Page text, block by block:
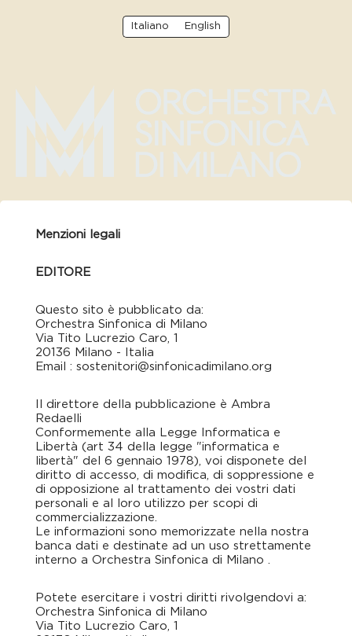
Italiano English
Menzioni legali
EDITORE
Questo sito è pubblicato da:
Orchestra Sinfonica di Milano
Via Tito Lucrezio Caro, 1
20136 Milano - Italia
Email : sostenitori@sinfonicadimilano.org
Il direttore della pubblicazione è ​Ambra
Redaelli
Conformemente alla Legge Informatica e
Libertà (art 34 della legge "informatica e
libertà" del 6 gennaio 1978), voi disponete del
diritto di accesso, di modifica, di soppressione e
di opposizione al trattamento dei vostri dati
personali e al loro utilizzo per scopi di
commercializzazione.
Le informazioni sono memorizzate nella nostra
banca dati e destinate ad un uso strettamente
interno a Orchestra Sinfonica di Milano .
Potete esercitare i vostri diritti rivolgendovi a:
Orchestra Sinfonica di Milano
Via Tito Lucrezio Caro, 1